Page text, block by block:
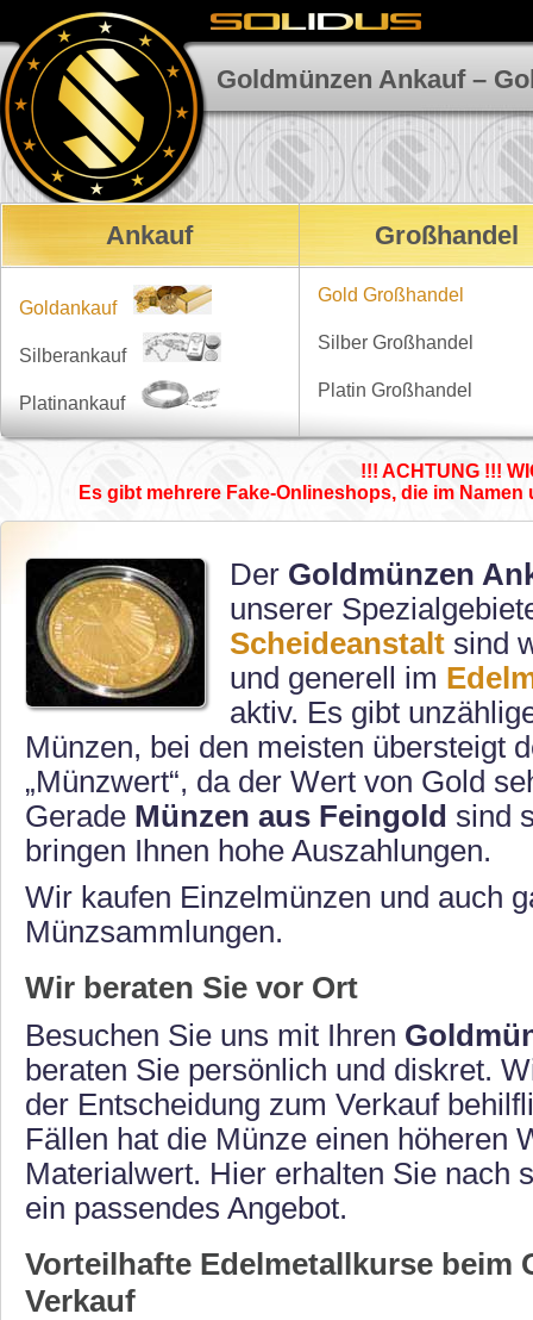
Goldmünzen Ankauf –
Ankauf
Goldankauf
Goldpreis
Feingold
Goldbarren
Goldgranulat
Silberankauf
Silberpreis
Bruchsilber
Silberschmuck
Silberbesteck
Silberbarren
Platinankauf
Platinpreis
Platinbarren
Platinschmuck
Platindraht
Großhandel
Gold Großhandel
Silber Großhandel
Platin Großhandel
!!! ACHTUNG !!!
Es gibt mehrere Fake-Onlineshops, die im
Der Goldmünzen
unserer
Scheideanstalt sind
und generell im
aktiv. Es gibt
Münzen, bei den meisten übersteigt
„Münzwert“, da der Wert von Gold
Gerade Münzen aus Feingold sind
bringen Ihnen hohe Auszahlungen.
Wir kaufen Einzelmünzen und auch
Münzsammlungen.
Wir beraten Sie vor Ort
Besuchen Sie uns mit Ihren
beraten Sie persönlich und diskret.
der Entscheidung zum Verkauf
Fällen hat die Münze einen höheren
Materialwert. Hier erhalten Sie nach
ein passendes Angebot.
Vorteilhafte Edelmetallkurse beim
Verkauf